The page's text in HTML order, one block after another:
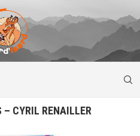
– CYRIL RENAILLER